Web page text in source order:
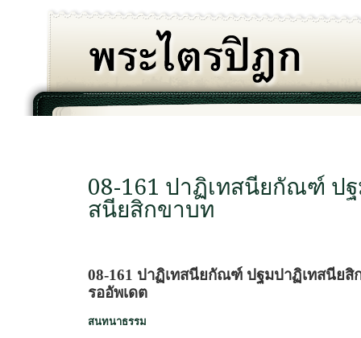
08-161 ปาฏิเทสนียกัณฑ์ ป
สนียสิกขาบท
08-161 ปาฏิเทสนียกัณฑ์ ปฐมปาฏิเทสนียสิ
รออัพเดต
สนทนาธรรม